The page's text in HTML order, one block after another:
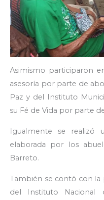
Asimismo participaron
asesoría por parte de
Paz y del Instituto
su Fé de Vida por parte
Igualmente se realizó
elaborada por los
Barreto.
También se contó con
del Instituto Nacional